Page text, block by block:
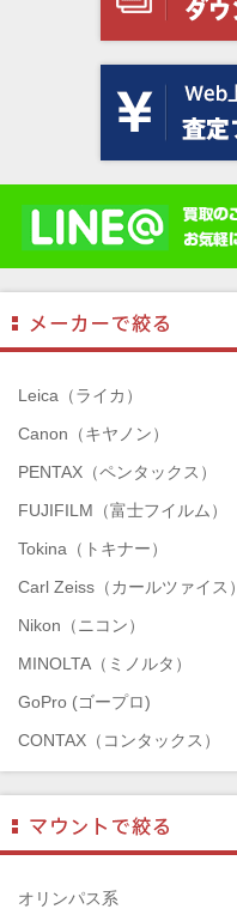
Leica（ライカ）
Canon（キヤノン）
PENTAX（ペンタックス）
FUJIFILM（富士フイルム）
Tokina（トキナー）
Carl Zeiss（カールツァイス）
Nikon（ニコン）
MINOLTA（ミノルタ）
GoPro (ゴープロ)
CONTAX（コンタックス）
Mamiya（マミヤ）
TAMRON（タムロン）
SIGMA（シグマ）
オリンパス系